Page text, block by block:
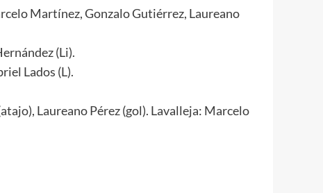
Martínez, Gonzalo Gutiérrez, Laureano
(Li).
Lados (L).
Laureano Pérez (gol). Lavalleja: Marcelo